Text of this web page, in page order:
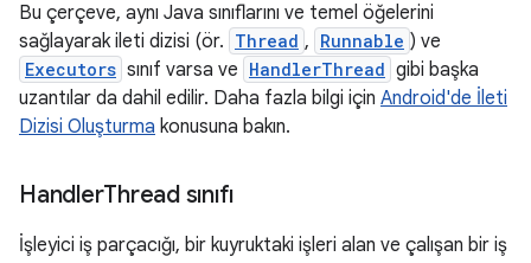
Bu çerçeve, aynı Java sınıflarını ve temel öğelerini
sağlayarak ileti dizisi (ör. Thread , Runnable ) ve
Executors sınıf varsa ve HandlerThread gibi başka
uzantılar da dahil edilir. Daha fazla bilgi için Android'de İleti
Dizisi Oluşturma konusuna bakın.
HandlerThread sınıfı
İşleyici iş parçacığı, bir kuyruktaki işleri alan ve çalışan bir iş